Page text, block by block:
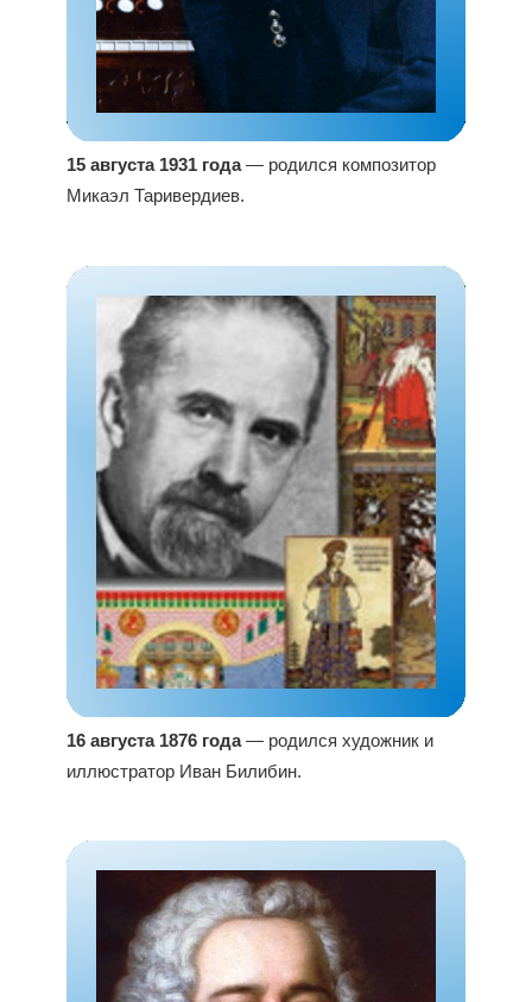
15 августа 1931 года— родился композитор
Микаэл Таривердиев.
16 августа 1876 года— родился художник и
иллюстратор Иван Билибин.